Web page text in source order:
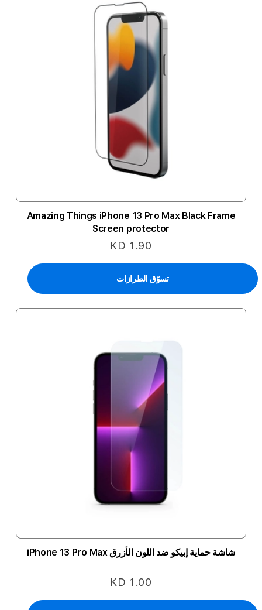
Amazing Things iPhone 13 Pro Max Black Frame
Screen protector
KD 1.90
تسوّق الطرازات
شاشة حماية إبيكو ضد اللون الأزرق iPhone 13 Pro Max
KD 1.00